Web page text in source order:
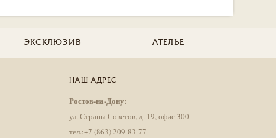
ЭКСКЛЮЗИВ АТЕЛЬЕ
НАШ АДРЕС
Ростов-на-Дону:
ул. Страны Советов, д. 19, офис 300
тел.:+7 (863) 209-83-77